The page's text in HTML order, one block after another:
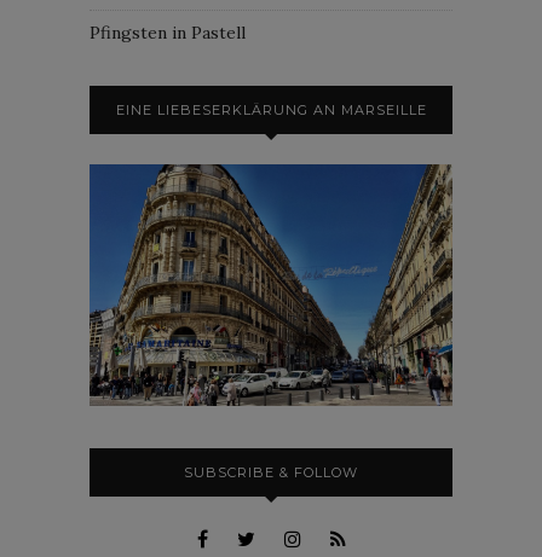
Pfingsten in Pastell
EINE LIEBESERKLÄRUNG AN MARSEILLE
SUBSCRIBE & FOLLOW